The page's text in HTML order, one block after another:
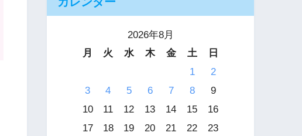
2026年8月
月
火 水 木 金 土
日
1
2
3
4 5 6 7 8
9
10
11 12 13 14 15
16
17
18 19 20 21 22
23